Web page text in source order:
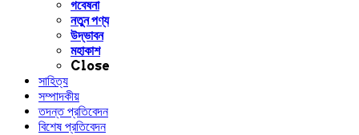
গবেষনা
নতুন পণ্য
উদ্ভাবন
মহাকাশ
Close
সাহিত্য
সম্পাদকীয়
তদন্ত প্রতিবেদন
বিশেষ প্রতিবেদন